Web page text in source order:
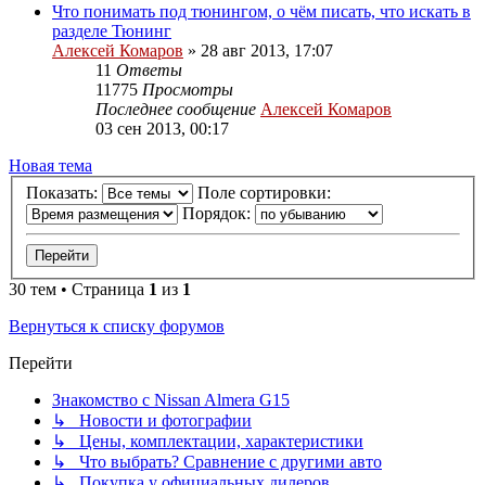
Что понимать под тюнингом, о чём писать, что искать в
разделе Тюнинг
Алексей Комаров » 28 авг 2013, 17:07
11 Ответы
11775 Просмотры
Последнее сообщение Алексей Комаров
03 сен 2013, 00:17
Новая тема
Показать:
Поле сортировки:
Порядок:
30 тем • Страница 1 из 1
Вернуться к списку форумов
Перейти
Знакомство с Nissan Almera G15
↳ Новости и фотографии
↳ Цены, комплектации, характеристики
↳ Что выбрать? Сравнение с другими авто